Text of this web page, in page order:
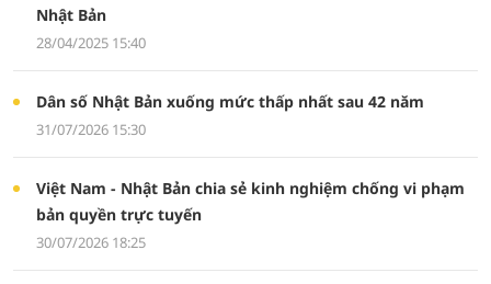
Nhật Bản
28/04/2025 15:40
Dân số Nhật Bản xuống mức thấp nhất sau 42 năm
31/07/2026 15:30
Việt Nam - Nhật Bản chia sẻ kinh nghiệm chống vi phạm
bản quyền trực tuyến
30/07/2026 18:25